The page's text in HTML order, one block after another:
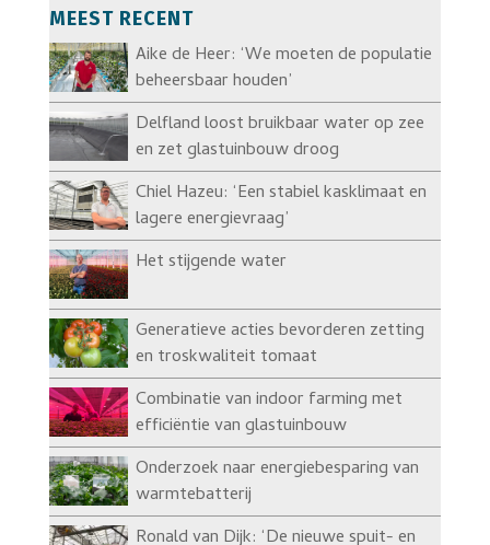
MEEST RECENT
Aike de Heer: ‘We moeten de populatie
beheersbaar houden’
Delfland loost bruikbaar water op zee
en zet glastuinbouw droog
Chiel Hazeu: ‘Een stabiel kasklimaat en
lagere energievraag’
Het stijgende water
Generatieve acties bevorderen zetting
en troskwaliteit tomaat
Combinatie van indoor farming met
efficiëntie van glastuinbouw
Onderzoek naar energiebesparing van
warmtebatterij
Ronald van Dijk: ‘De nieuwe spuit- en